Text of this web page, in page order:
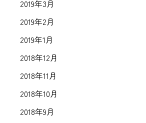
2019年3月
2019年2月
2019年1月
2018年12月
2018年11月
2018年10月
2018年9月